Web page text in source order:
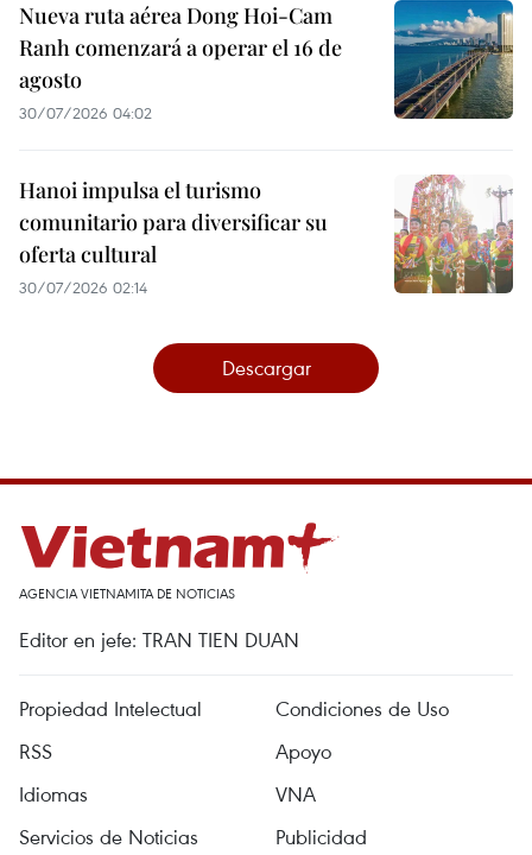
Nueva ruta aérea Dong Hoi-Cam
Ranh comenzará a operar el 16 de
agosto
30/07/2026 04:02
Hanoi impulsa el turismo
comunitario para diversificar su
oferta cultural
30/07/2026 02:14
Descargar
AGENCIA VIETNAMITA DE NOTICIAS
Editor en jefe: TRAN TIEN DUAN
Propiedad Intelectual
Condiciones de Uso
RSS
Apoyo
Idiomas
VNA
Servicios de Noticias
Publicidad